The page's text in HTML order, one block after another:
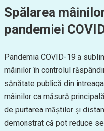
Spălarea
pandemiei
Pandemia COVID-19 a
mâinilor în controlul
sănătate publică din
mâinilor ca măsură
de purtarea măștilor și
demonstrat că pot reduce